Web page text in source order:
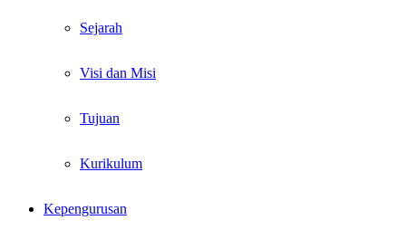
Sejarah
Visi dan Misi
Tujuan
Kurikulum
Kepengurusan